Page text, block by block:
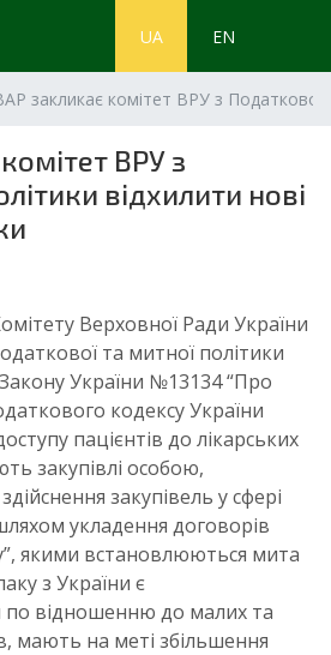
UA EN
закликає комітет ВРУ з Податкової
ВРУ з
відхилити нові
Верховної Ради України
та митної політики
України №13134 “Про
кодексу України
пацієнтів до лікарських
закупівлі особою,
закупівель у сфері
укладення договорів
якими встановлюються мита
з України є
по відношенню до малих та
мають на меті збільшення